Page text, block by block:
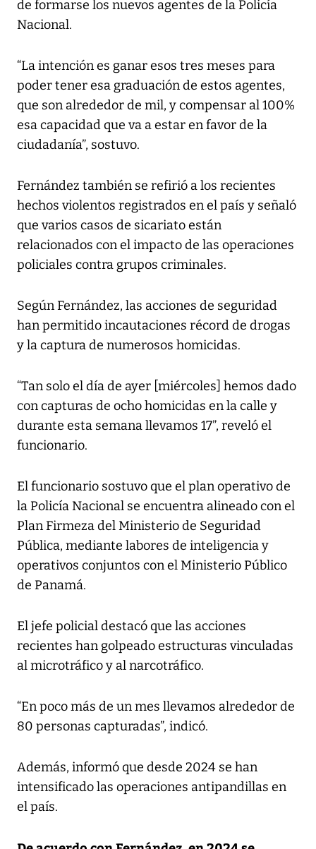
de formarse los nuevos agentes de la Policía
Nacional.
“La intención es ganar esos tres meses para
poder tener esa graduación de estos agentes,
que son alrededor de mil, y compensar al 100%
esa capacidad que va a estar en favor de la
ciudadanía”, sostuvo.
Fernández también se refirió a los recientes
hechos violentos registrados en el país y señaló
que varios casos de sicariato están
relacionados con el impacto de las operaciones
policiales contra grupos criminales.
Según Fernández, las acciones de seguridad
han permitido incautaciones récord de drogas
y la captura de numerosos homicidas.
“Tan solo el día de ayer [miércoles] hemos dado
con capturas de ocho homicidas en la calle y
durante esta semana llevamos 17”, reveló el
funcionario.
El funcionario sostuvo que el plan operativo de
la Policía Nacional se encuentra alineado con el
Plan Firmeza del Ministerio de Seguridad
Pública, mediante labores de inteligencia y
operativos conjuntos con el Ministerio Público
de Panamá.
El jefe policial destacó que las acciones
recientes han golpeado estructuras vinculadas
al microtráfico y al narcotráfico.
“En poco más de un mes llevamos alrededor de
80 personas capturadas”, indicó.
Además, informó que desde 2024 se han
intensificado las operaciones antipandillas en
el país.